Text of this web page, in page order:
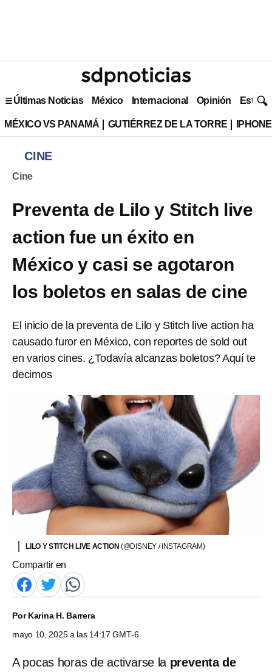
Últimas Noticias México Internacional Opinión Estilo
MÉXICO VS PANAMÁ GUTIÉRREZ DE LA TORRE
CINE
Cine
Preventa de Lilo y Stitch live
action fue un éxito en
México y casi se agotaron
los boletos en salas de cine
El inicio de la preventa de Lilo y Stitch live action ha
causado furor en México, con reportes de sold out
en varios cines. ¿Todavía alcanzas boletos? Aquí te
decimos
LILO Y STITCH LIVE ACTION (@DISNEY / INSTAGRAM)
Compartir en
PorKarina H. Barrera
mayo 10, 2025 a las 14:17 GMT-6
A pocas horas de activarse la preventa de